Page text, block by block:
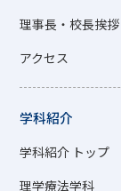
理事長・校長挨拶
アクセス
学科紹介
学科紹介 トップ
理学療法学科